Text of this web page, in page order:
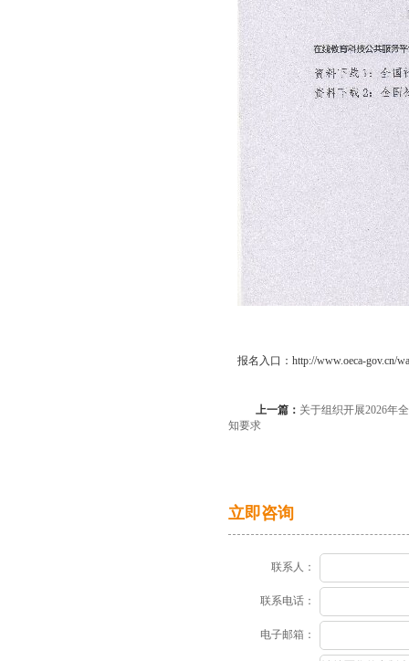
报名入口： http://www.oeca-gov.cn/
上一篇： 关于组织开展2026年
知要求
立即咨询
联系人：
联系电话：
电子邮箱：